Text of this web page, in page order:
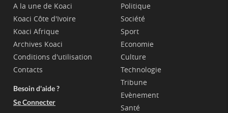
A la une de Koaci
Koaci Côte d'Ivoire
Koaci Afrique
Archives Koaci
Conditions d'utilisation
Contacts
Besoin d'aide ?
Se Connecter
Politique
Société
Sport
Economie
Culture
Technologie
Tribune
Evènement
Santé